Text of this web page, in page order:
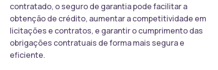
contratado, o seguro de garantia pode facilitar a
obtenção de crédito, aumentar a competitividade em
licitações e contratos, e garantir o cumprimento das
obrigações contratuais de forma mais segura e
eficiente.